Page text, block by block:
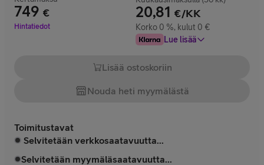
749 €
Hinta 749 €
Hintatiedot
20,81 €/KK
Korko 0 %, kulut 0 €
Lue lisää
Lisää ostoskoriin
Nouda heti myymälästä
Toimitustavat
Selvitetään verkkosaatavuutta...
Selvitetään myymäläsaatavuutta...